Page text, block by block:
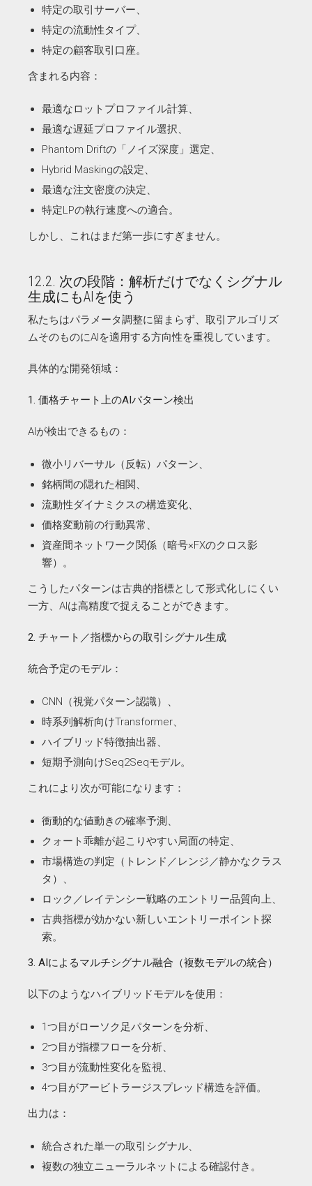
特定の取引サーバー、
特定の流動性タイプ、
特定の顧客取引口座。
含まれる内容：
最適なロットプロファイル計算、
最適な遅延プロファイル選択、
Phantom Driftの「ノイズ深度」選定、
Hybrid Maskingの設定、
最適な注文密度の決定、
特定LPの執行速度への適合。
しかし、これはまだ第一歩にすぎません。
12.2. 次の段階：解析だけでなくシグナル
生成にもAIを使う
私たちはパラメータ調整に留まらず、取引アルゴリズ
ムそのものにAIを適用する方向性を重視しています。
具体的な開発領域：
1. 価格チャート上のAIパターン検出
AIが検出できるもの：
微小リバーサル（反転）パターン、
銘柄間の隠れた相関、
流動性ダイナミクスの構造変化、
価格変動前の行動異常、
資産間ネットワーク関係（暗号×FXのクロス影
響）。
こうしたパターンは古典的指標として形式化しにくい
一方、AIは高精度で捉えることができます。
2. チャート／指標からの取引シグナル生成
統合予定のモデル：
CNN（視覚パターン認識）、
時系列解析向けTransformer、
ハイブリッド特徴抽出器、
短期予測向けSeq2Seqモデル。
これにより次が可能になります：
衝動的な値動きの確率予測、
クォート乖離が起こりやすい局面の特定、
市場構造の判定（トレンド／レンジ／静かなクラス
タ）、
ロック／レイテンシー戦略のエントリー品質向上、
古典指標が効かない新しいエントリーポイント探
索。
3. AIによるマルチシグナル融合（複数モデルの統合）
以下のようなハイブリッドモデルを使用：
1つ目がローソク足パターンを分析、
2つ目が指標フローを分析、
3つ目が流動性変化を監視、
4つ目がアービトラージスプレッド構造を評価。
出力は：
統合された単一の取引シグナル、
複数の独立ニューラルネットによる確認付き。